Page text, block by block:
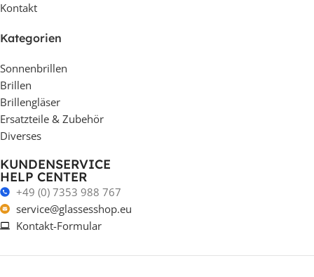
Kontakt
Kategorien
Sonnenbrillen
Brillen
Brillengläser
Ersatzteile & Zubehör
Diverses
KUNDENSERVICE
HELP CENTER
+49 (0) 7353 988 767
service@glassesshop.eu
Kontakt-Formular